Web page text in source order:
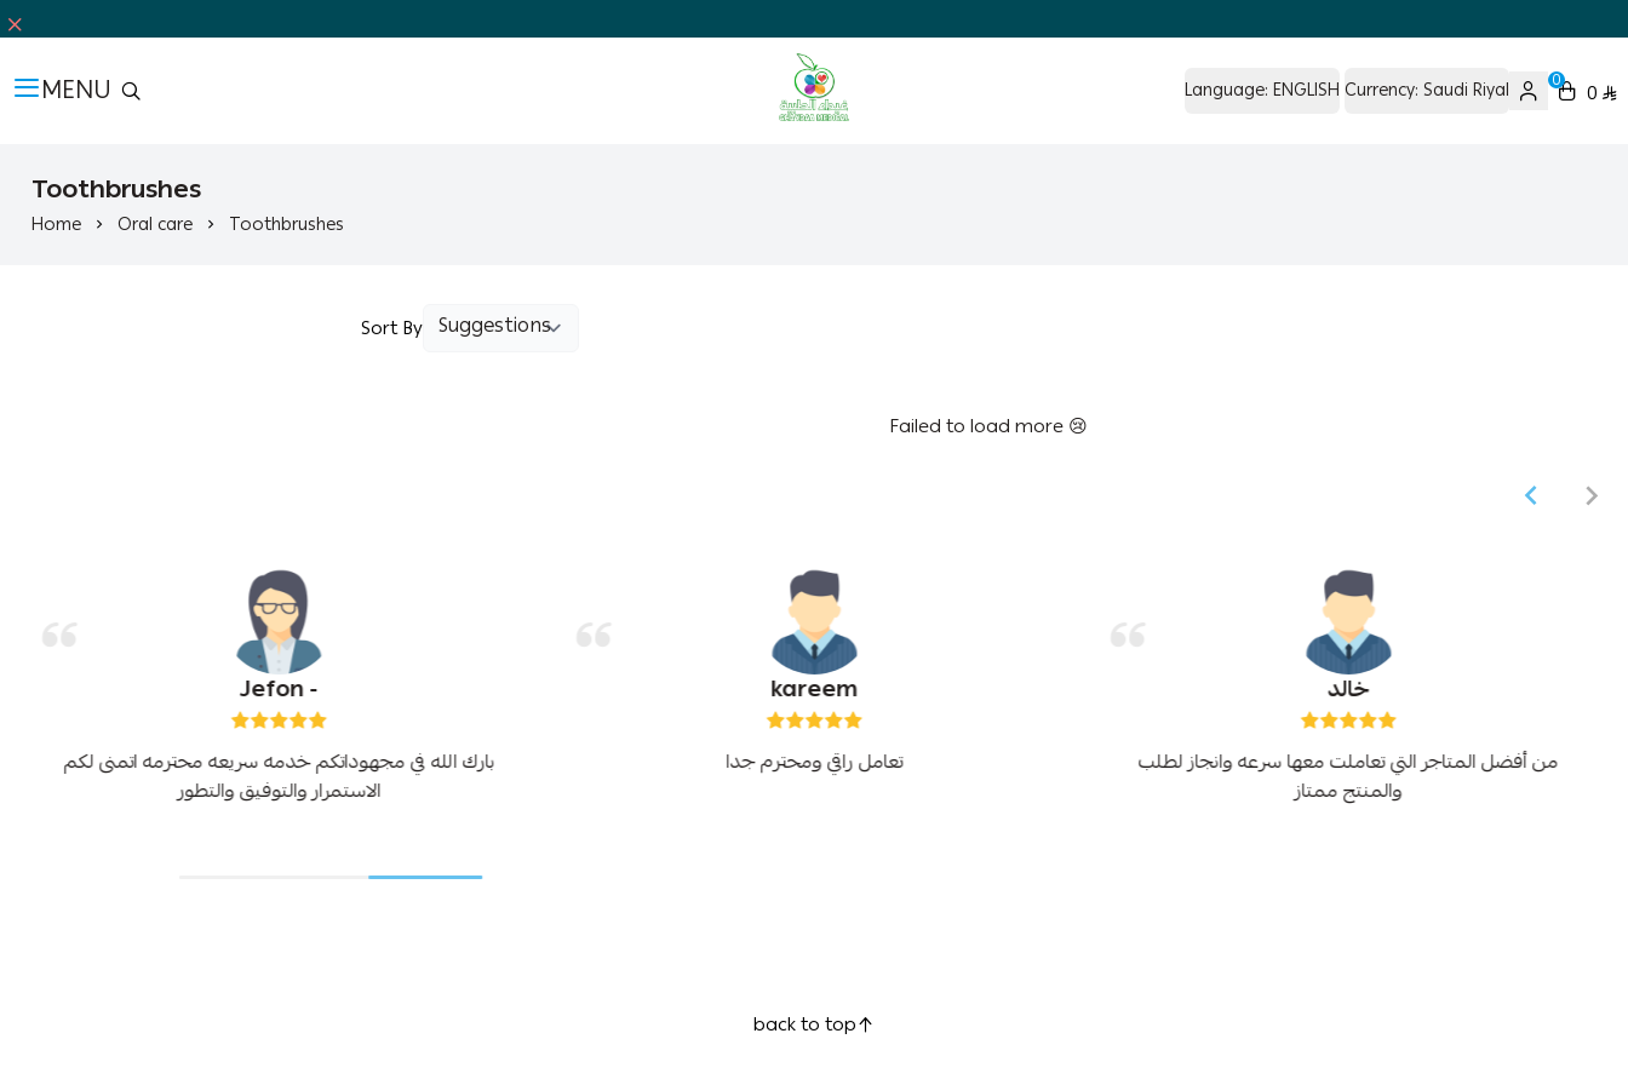
MENU Ghaida Medical Pharmacy Language:ENGLISHCurrency: Saudi Riyal 0 0
Toothbrushes
Home Oral care Toothbrushes
Sort By
Failed to load more 😢
Jefon -
بارك الله في مجهوداتكم خدمه سريعه محترمه اتمنى لكم
الاستمرار والتوفيق والتطور
kareem
تعامل راقي ومحترم جدا
خالد
من أفضل المتاجر التي تعاملت معها سرعه وانجاز لطلب
والمنتج ممتاز
back to top